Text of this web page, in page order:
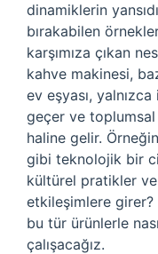
dinamiklerin
bırakabilen
karşımıza çıkan
kahve makinesi,
ev eşyası,
geçer ve toplumsal
haline gelir.
gibi teknolojik bir
kültürel pratikler
etkileşimlere girer?
bu tür ürünlerle
çalışacağız.